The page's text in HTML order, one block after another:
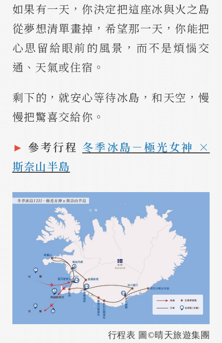
如果有一天，你決定把這座冰與火之島
從夢想清單畫掉，希望那一天，你能把
心思留給眼前的風景，而不是煩惱交
通、天氣或住宿。
剩下的，就安心等待冰島，和天空，慢
慢把驚喜交給你。
► 參考行程 冬季冰島－極光女神 ×
斯奈山半島
行程表 圖©晴天旅遊集團